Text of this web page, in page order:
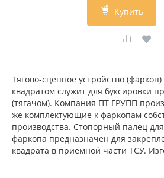
Купить
Тягово-сцепное устройство
квадратом служит для буксировки
(тягачом). Компания ПТ ГРУПП
же комплектующие к фаркопам
производства. Стопорный палец для
фаркопа предназначен для
квадрата в приемной части ТСУ.